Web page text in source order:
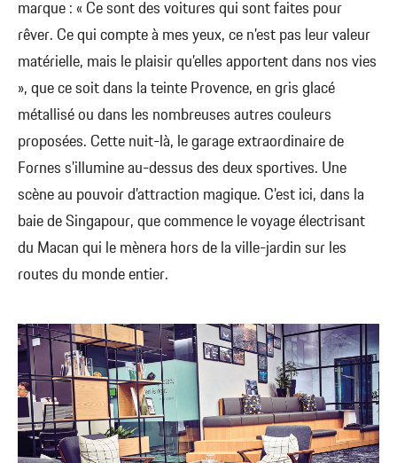
marque : « Ce sont des voitures qui sont faites pour
rêver. Ce qui compte à mes yeux, ce n’est pas leur valeur
matérielle, mais le plaisir qu’elles apportent dans nos vies
», que ce soit dans la teinte Provence, en gris glacé
métallisé ou dans les nombreuses autres couleurs
proposées. Cette nuit-là, le garage extraordinaire de
Fornes s’illumine au-dessus des deux sportives. Une
scène au pouvoir d’attraction magique. C’est ici, dans la
baie de Singapour, que commence le voyage électrisant
du Macan qui le mènera hors de la ville-jardin sur les
routes du monde entier.